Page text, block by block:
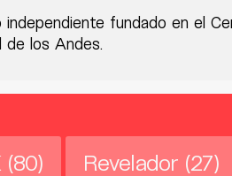
fundado en el
de los Andes.
(80) Revelador (27)